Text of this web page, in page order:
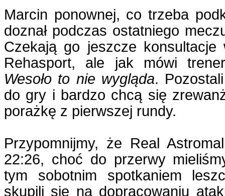
Marcin ponownej, co trzeba
doznał podczas ostatniego
Czekają go jeszcze konsultacje
Rehasport, ale jak mówi
Wesoło to nie wygląda.
do gry i bardzo chcą się
porażkę z pierwszej rundy.
Przypomnijmy, że Real
22:26, choć do przerwy
tym sobotnim spotkaniem
skupili się na dopracowaniu